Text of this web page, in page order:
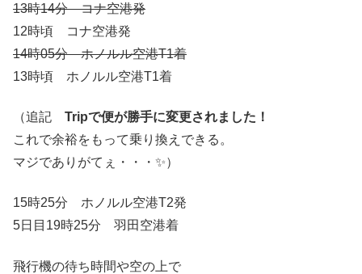
13時14分 コナ空港発
12時頃 コナ空港発
14時05分 ホノルル空港T1着
13時頃 ホノルル空港T1着
（追記 Tripで便が勝手に変更されました！
これで余裕をもって乗り換えできる。
マジでありがてぇ・・・✨）
15時25分 ホノルル空港T2発
5日目19時25分 羽田空港着
飛行機の待ち時間や空の上で